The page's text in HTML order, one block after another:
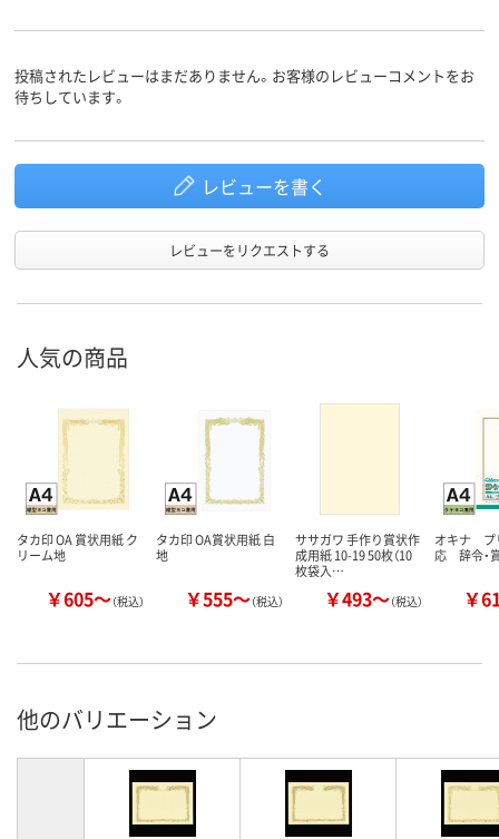
投稿されたレビューはまだありません。お客様のレビューコメントをお
待ちしています。
レビューを書く
レビューをリクエストする
人気の商品
タカ印 OA 賞状用紙 ク
リーム地
￥605～（税込）
タカ印 OA賞状用紙 白
地
￥555～（税込）
ササガワ 手作り賞状作
成用紙 10-19 50枚（10
枚袋入…
￥493～（税込）
オキナ プ
応 辞令・
￥
他のバリエーション